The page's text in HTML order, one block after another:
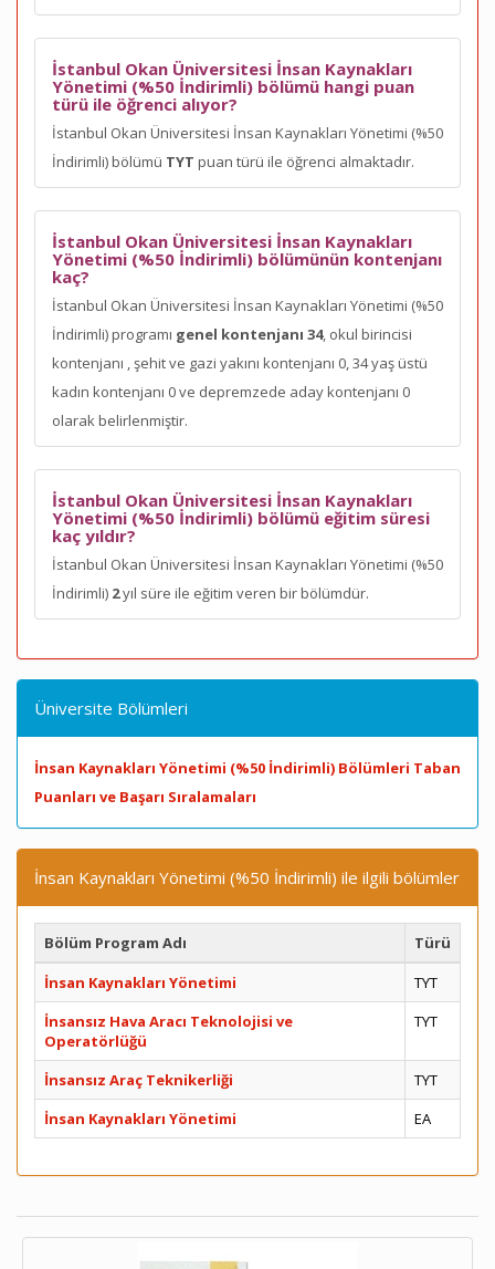
İstanbul Okan Üniversitesi İnsan Kaynakları
Yönetimi (%50 İndirimli) bölümü hangi puan
türü ile öğrenci alıyor?
İstanbul Okan Üniversitesi İnsan Kaynakları Yönetimi (%50
İndirimli) bölümü TYT puan türü ile öğrenci almaktadır.
İstanbul Okan Üniversitesi İnsan Kaynakları
Yönetimi (%50 İndirimli) bölümünün kontenjanı
kaç?
İstanbul Okan Üniversitesi İnsan Kaynakları Yönetimi (%50
İndirimli) programı genel kontenjanı 34, okul birincisi
kontenjanı , şehit ve gazi yakını kontenjanı 0, 34 yaş üstü
kadın kontenjanı 0 ve depremzede aday kontenjanı 0
olarak belirlenmiştir.
İstanbul Okan Üniversitesi İnsan Kaynakları
Yönetimi (%50 İndirimli) bölümü eğitim süresi
kaç yıldır?
İstanbul Okan Üniversitesi İnsan Kaynakları Yönetimi (%50
İndirimli) 2yıl süre ile eğitim veren bir bölümdür.
Üniversite Bölümleri
İnsan Kaynakları Yönetimi (%50 İndirimli) Bölümleri Taban
Puanları ve Başarı Sıralamaları
İnsan Kaynakları Yönetimi (%50 İndirimli) ile ilgili bölümler
Bölüm Program Adı
Türü
İnsan Kaynakları Yönetimi
TYT
İnsansız Hava Aracı Teknolojisi ve
Operatörlüğü
TYT
İnsansız Araç Teknikerliği
TYT
İnsan Kaynakları Yönetimi
EA